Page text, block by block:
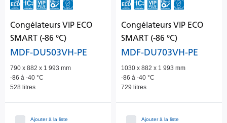
Congélateurs VIP ECO
SMART (-86 °C)
MDF-DU503VH-PE
790 x 882 x 1 993 mm
-86 à -40 °C
528 litres
Ajouter à la liste
Congélateurs VIP ECO
SMART (-86 °C)
MDF-DU703VH-PE
1030 x 882 x 1 993 mm
-86 à -40 °C
729 litres
Ajouter à la liste